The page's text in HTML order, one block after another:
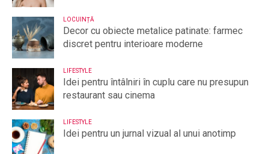
LOCUINȚĂ
Decor cu obiecte metalice patinate: farmec
discret pentru interioare moderne
LIFESTYLE
Idei pentru întâlniri în cuplu care nu presupun
restaurant sau cinema
LIFESTYLE
Idei pentru un jurnal vizual al unui anotimp